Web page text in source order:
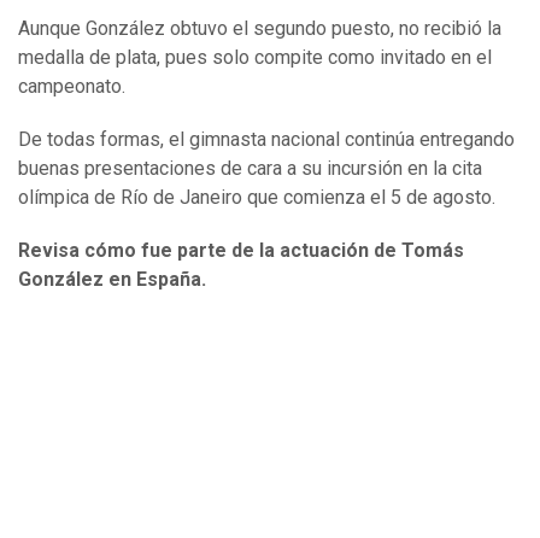
Aunque González obtuvo el segundo puesto, no recibió la
medalla de plata, pues solo compite como invitado en el
campeonato.
De todas formas, el gimnasta nacional continúa entregando
buenas presentaciones de cara a su incursión en la cita
olímpica de Río de Janeiro que comienza el 5 de agosto.
Revisa cómo fue parte de la actuación de Tomás
González en España.